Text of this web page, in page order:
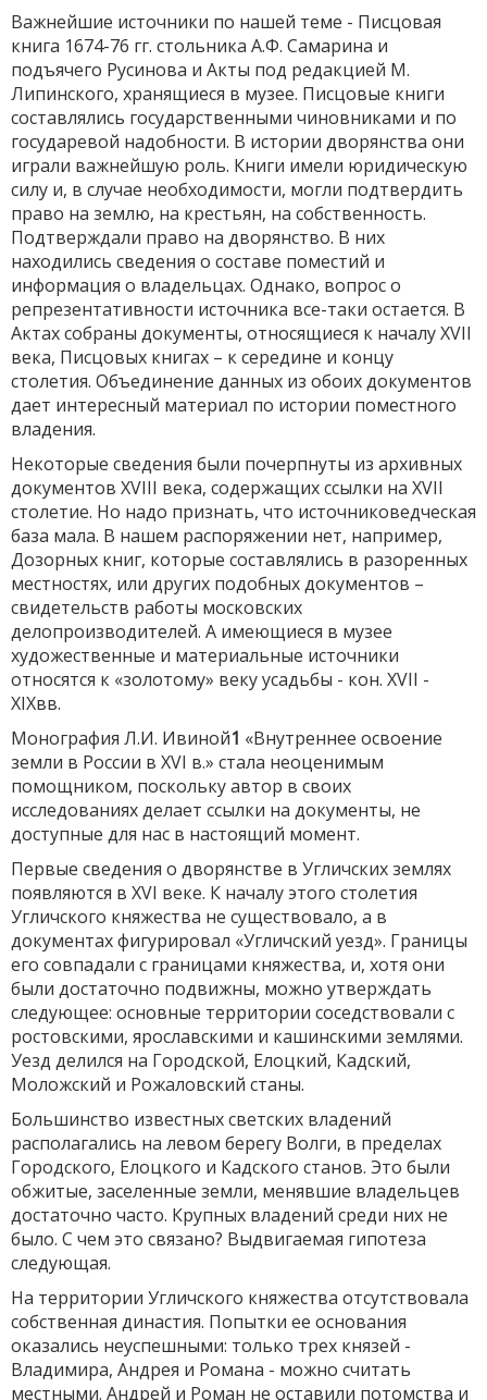
Важнейшие источники по нашей теме - Писцовая
книга 1674-76 гг. стольника А.Ф. Самарина и
подъячего Русинова и Акты под редакцией М.
Липинского, хранящиеся в музее. Писцовые книги
составлялись государственными чиновниками и по
государевой надобности. В истории дворянства они
играли важнейшую роль. Книги имели юридическую
силу и, в случае необходимости, могли подтвердить
право на землю, на крестьян, на собственность.
Подтверждали право на дворянство. В них
находились сведения о составе поместий и
информация о владельцах. Однако, вопрос о
репрезентативности источника все-таки остается. В
Актах собраны документы, относящиеся к началу XVII
века, Писцовых книгах – к середине и концу
столетия. Объединение данных из обоих документов
дает интересный материал по истории поместного
владения.
Некоторые сведения были почерпнуты из архивных
документов XVIII века, содержащих ссылки на XVII
столетие. Но надо признать, что источниковедческая
база мала. В нашем распоряжении нет, например,
Дозорных книг, которые составлялись в разоренных
местностях, или других подобных документов –
свидетельств работы московских
делопроизводителей. А имеющиеся в музее
художественные и материальные источники
относятся к «золотому» веку усадьбы - кон. XVII -
XIXвв.
Монография Л.И. Ивиной1 «Внутреннее освоение
земли в России в XVI в.» стала неоценимым
помощником, поскольку автор в своих
исследованиях делает ссылки на документы, не
доступные для нас в настоящий момент.
Первые сведения о дворянстве в Угличских землях
появляются в XVI веке. К началу этого столетия
Угличского княжества не существовало, а в
документах фигурировал «Угличский уезд». Границы
его совпадали с границами княжества, и, хотя они
были достаточно подвижны, можно утверждать
следующее: основные территории соседствовали с
ростовскими, ярославскими и кашинскими землями.
Уезд делился на Городской, Елоцкий, Кадский,
Моложский и Рожаловский станы.
Большинство известных светских владений
располагались на левом берегу Волги, в пределах
Городского, Елоцкого и Кадского станов. Это были
обжитые, заселенные земли, менявшие владельцев
достаточно часто. Крупных владений среди них не
было. С чем это связано? Выдвигаемая гипотеза
следующая.
На территории Угличского княжества отсутствовала
собственная династия. Попытки ее основания
оказались неуспешными: только трех князей -
Владимира, Андрея и Романа - можно считать
местными. Андрей и Роман не оставили потомства и